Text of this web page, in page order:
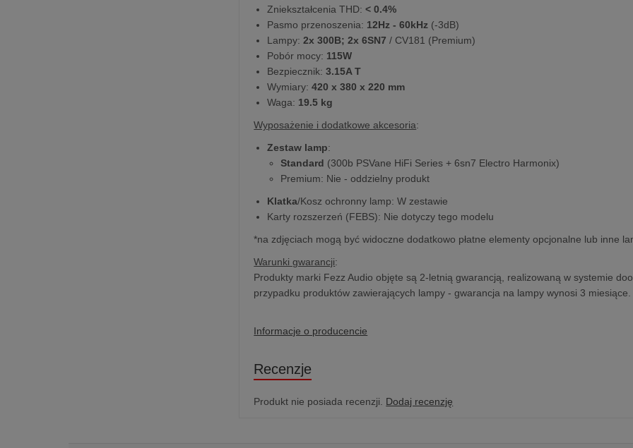
Zniekształcenia THD: < 0.4%
Pasmo przenoszenia: 12Hz - 60kHz (-3dB)
Lampy: 2x 300B; 2x 6SN7 / CV181 (Premium)
Pobór mocy: 115W
Bezpiecznik: 3.15A T
Wymiary: 420 x 380 x 220 mm
Waga: 19.5 kg
Wyposażenie i dodatkowe akcesoria:
Zestaw lamp:
Standard (300b PSVane HiFi Series + 6sn7 Electro Harmonix)
Premium: Nie - oddzielny produkt
Klatka/Kosz ochronny lamp: W zestawie
Karty rozszerzeń (FEBS): Nie dotyczy tego modelu
*na zdjęciach mogą być widoczne dodatkowo płatne elementy opcjonalne lub inne
Warunki gwarancji:
Produkty marki Fezz Audio objęte są 2-letnią gwarancją, realizowaną w systemie
przypadku produktów zawierających lampy - gwarancja na lampy wynosi 3 miesiące.
Informacje o producencie
Recenzje
Produkt nie posiada recenzji. Dodaj recenzję